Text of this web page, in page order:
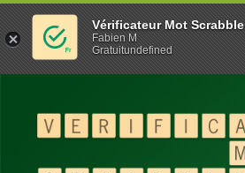
Vérificateur Mot Scrabble
Fabien M
Gratuitundefined